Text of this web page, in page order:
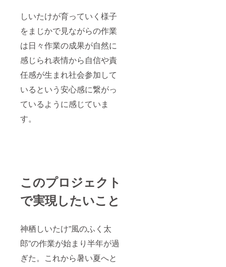
しいたけが育っていく様子
をまじかで見ながらの作業
は日々作業の成果が自然に
感じられ表情から自信や責
任感が生まれ社会参加して
いるという安心感に繋がっ
ているように感じていま
す。
このプロジェクト
で実現したいこと
神栖しいたけ”風のふく太
郎”の作業が始まり半年が過
ぎた。これから暑い夏へと